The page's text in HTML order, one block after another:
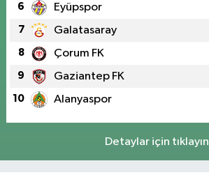
6 Eyüpspor
7 Galatasaray
8 Çorum FK
9 Gaziantep FK
10 Alanyaspor
Detaylar için tıklayın